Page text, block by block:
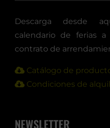
Descarga desde
calendario de ferias
contrato de
Catálogo de
Condiciones de
NEWSLETTER